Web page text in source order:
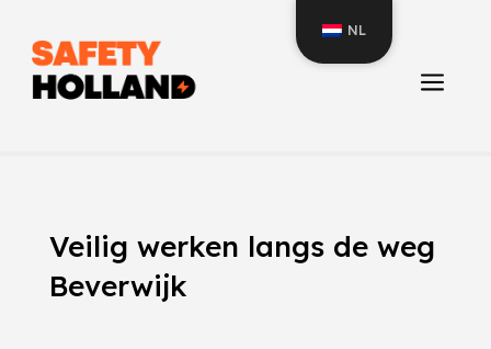
a
Veilig werken langs de weg
Beverwijk
NL